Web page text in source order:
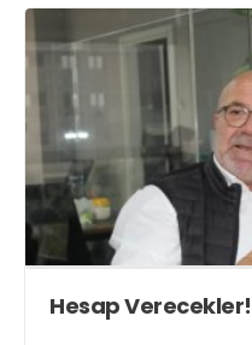
Hesap Verecekler!